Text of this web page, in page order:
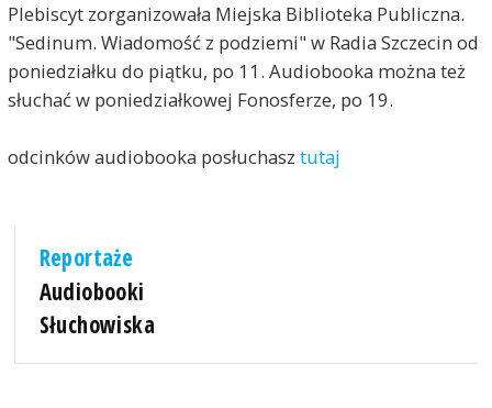
Plebiscyt zorganizowała Miejska Biblioteka Publiczna.
"Sedinum. Wiadomość z podziemi" w Radia Szczecin od
poniedziałku do piątku, po 11. Audiobooka można też
słuchać w poniedziałkowej Fonosferze, po 19.
odcinków audiobooka posłuchasz tutaj
Reportaże
Audiobooki
Słuchowiska